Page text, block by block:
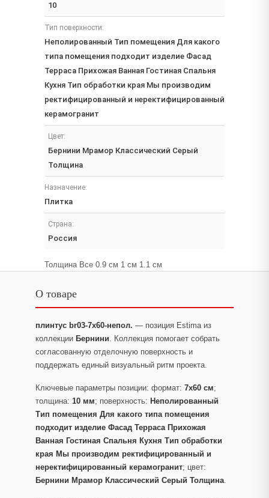
10
Тип поверхности:
Неполированный Тип помещения Для какого
типа помещения подходит изделие Фасад
Терраса Прихожая Ванная Гостиная Спальня
Кухня Тип обработки края Мы производим
ректифицированный и неректифицированный
керамогранит
Цвет:
Бернини Мрамор Классический Серый
Толщина
Назначение:
Плитка
Страна:
Россия
Толщина Все 0.9 см 1 см 1.1 см
О товаре
плинтус br03-7x60-непол. — позиция Estima из
коллекции Бернини. Коллекция помогает собрать
согласованную отделочную поверхность и
поддержать единый визуальный ритм проекта.
Ключевые параметры позиции: формат: 7x60 см;
толщина: 10 мм; поверхность: Неполированный
Тип помещения Для какого типа помещения
подходит изделие Фасад Терраса Прихожая
Ванная Гостиная Спальня Кухня Тип обработки
края Мы производим ректифицированный и
неректифицированный керамогранит; цвет:
Бернини Мрамор Классический Серый Толщина.